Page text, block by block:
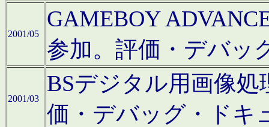
2001/05
GAMEBOY
参加。評価・デバッ
2001/03
BSデジタル用画像
価・デバッグ・ドキ